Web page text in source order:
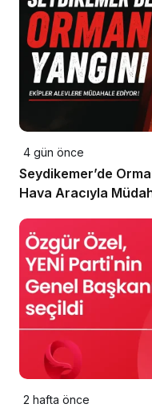
4 gün önce
Seydikemer’de
Hava Aracıyla
2 hafta önce